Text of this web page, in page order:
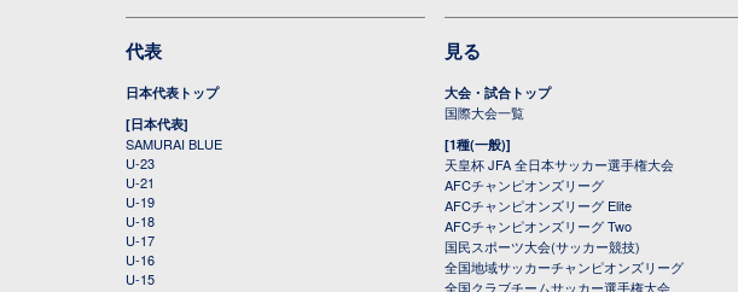
代表
日本代表トップ
[日本代表]
SAMURAI BLUE
U-23
U-21
U-19
U-18
U-17
U-16
U-15
見る
大会・試合トップ
国際大会一覧
[1種(一般)]
天皇杯 JFA 全日本サッカー選手権大会
AFCチャンピオンズリーグ
AFCチャンピオンズリーグ Elite
AFCチャンピオンズリーグ Two
国民スポーツ大会(サッカー競技)
全国地域サッカーチャンピオンズリーグ
全国クラブチームサッカー選手権大会